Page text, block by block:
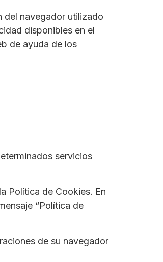
del navegador utilizado
disponibles en el
de ayuda de los
servicios
Política de Cookies. En
“Política de
de su navegador